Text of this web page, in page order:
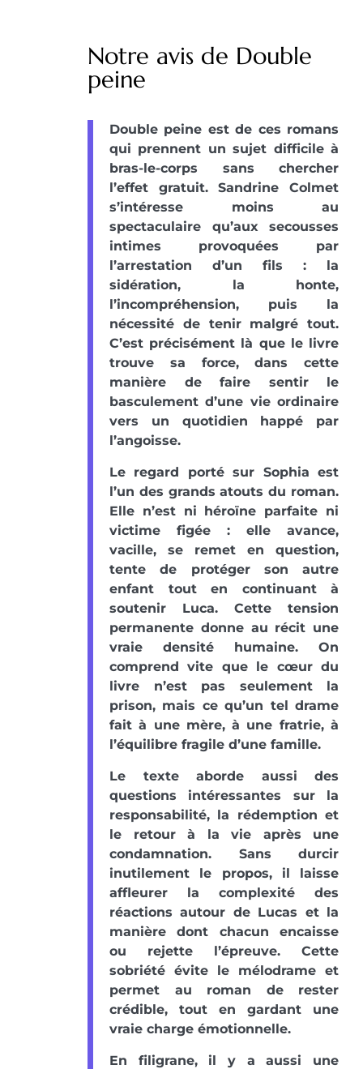
Notre avis de Double
peine
Double peine est de ces romans
qui prennent un sujet difficile à
bras-le-corps sans chercher
l’effet gratuit. Sandrine Colmet
s’intéresse moins au
spectaculaire qu’aux secousses
intimes provoquées par
l’arrestation d’un fils : la
sidération, la honte,
l’incompréhension, puis la
nécessité de tenir malgré tout.
C’est précisément là que le livre
trouve sa force, dans cette
manière de faire sentir le
basculement d’une vie ordinaire
vers un quotidien happé par
l’angoisse.
Le regard porté sur Sophia est
l’un des grands atouts du roman.
Elle n’est ni héroïne parfaite ni
victime figée : elle avance,
vacille, se remet en question,
tente de protéger son autre
enfant tout en continuant à
soutenir Luca. Cette tension
permanente donne au récit une
vraie densité humaine. On
comprend vite que le cœur du
livre n’est pas seulement la
prison, mais ce qu’un tel drame
fait à une mère, à une fratrie, à
l’équilibre fragile d’une famille.
Le texte aborde aussi des
questions intéressantes sur la
responsabilité, la rédemption et
le retour à la vie après une
condamnation. Sans durcir
inutilement le propos, il laisse
affleurer la complexité des
réactions autour de Lucas et la
manière dont chacun encaisse
ou rejette l’épreuve. Cette
sobriété évite le mélodrame et
permet au roman de rester
crédible, tout en gardant une
vraie charge émotionnelle.
En filigrane, il y a aussi une